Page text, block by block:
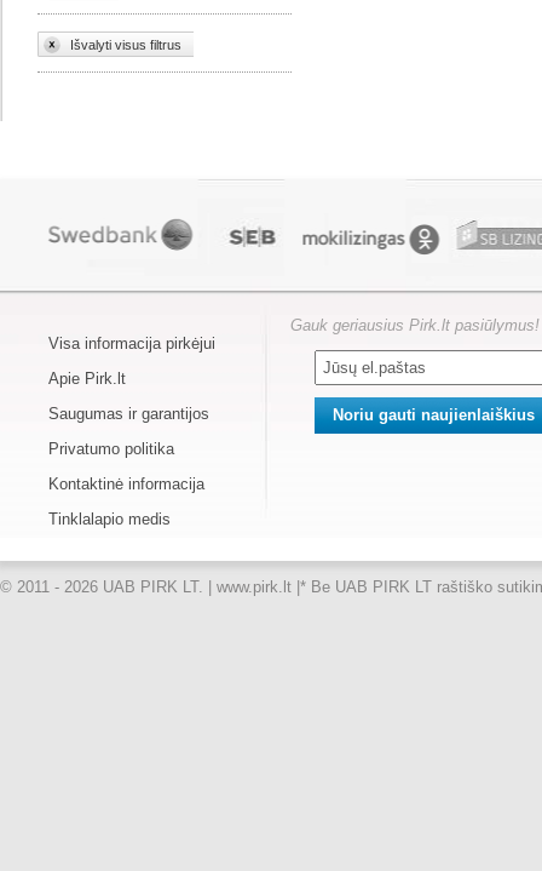
Išvalyti visus filtrus
Visa informacija pirkėjui
Apie Pirk.lt
Saugumas ir garantijos
Privatumo politika
Kontaktinė informacija
Tinklalapio medis
Gauk geriausius Pirk.lt pasiūlymus!
© 2011 - 2026 UAB PIRK LT. | www.pirk.lt |* Be UAB PIRK LT raštiško